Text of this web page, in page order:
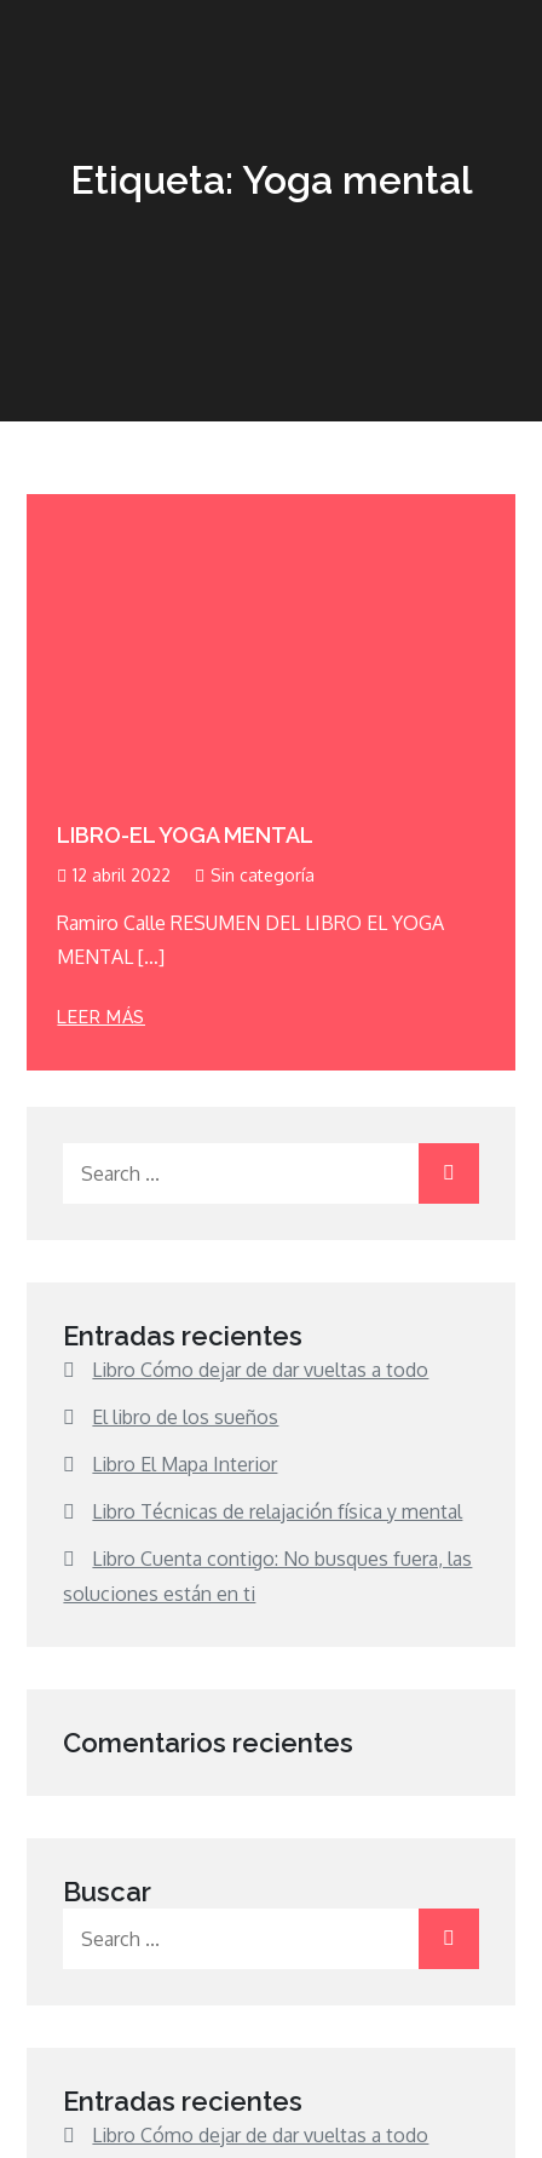
Etiqueta: Yoga mental
LIBRO-EL YOGA MENTAL
12 abril 2022 Sin categoría
Ramiro Calle RESUMEN DEL LIBRO EL YOGA
MENTAL […]
LEER MÁS
Entradas recientes
Libro Cómo dejar de dar vueltas a todo
El libro de los sueños
Libro El Mapa Interior
Libro Técnicas de relajación física y mental
Libro Cuenta contigo: No busques fuera, las
soluciones están en ti
Comentarios recientes
Buscar
Entradas recientes
Libro Cómo dejar de dar vueltas a todo